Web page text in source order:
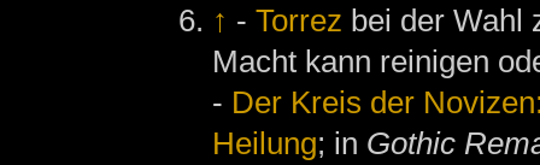
↑ -Torrez bei der Wahl
Macht kann reinigen
- Der Kreis der
Heilung; in Gothic